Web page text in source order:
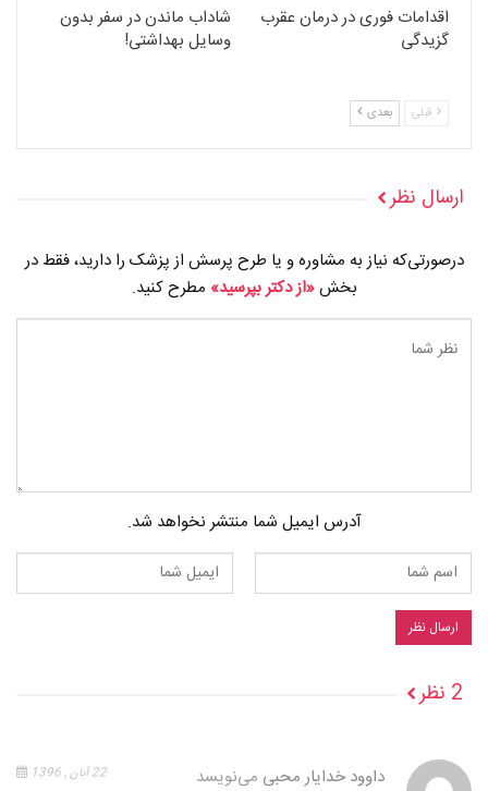
اقدامات فوری در درمان عقرب
گزیدگی
شاداب ماندن در سفر بدون
وسایل بهداشتی!
قبلی بعدی
ارسال نظر
درصورتی‌که نیاز به مشاوره و یا طرح پرسش از پزشک را دارید، فقط در
بخش«از دکتر بپرسید» مطرح کنید.
آدرس ایمیل شما منتشر نخواهد شد.
2 نظر
داوود خدایار محبی می‌نویسد 22 آبان , 1396